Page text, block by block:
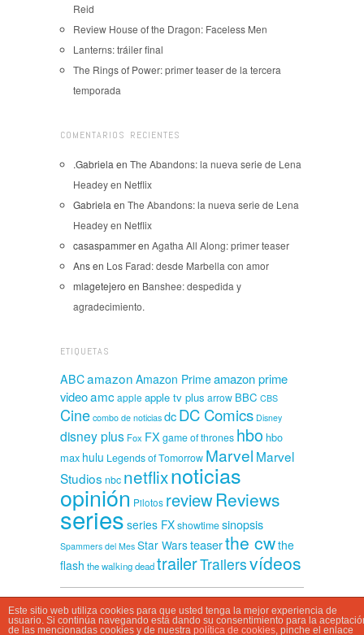
Reid
Review House of the Dragon: Faceless Men
Lanterns: tráiler final
The Rings of Power: primer teaser de la tercera
temporada
COMENTARIOS RECIENTES
.Gabriela en The Abandons: la nueva serie de Lena
Headey en Netflix
Gabriela en The Abandons: la nueva serie de Lena
Headey en Netflix
casaspammeren Agatha All Along: primer teaser
Ansen Los Farad: desde Marbella con amor
mlagetejero en Banshee: despedida y
agradecimiento.
ETIQUETAS
ABCamazon Amazon Primeamazon prime
videoamcapple apple tv plus arrow BBC CBS
Cine combo de noticias dcDC Comics Disney
disney plus Fox FX game of thrones hbo hbo
max hulu Legends of Tomorrow Marvel Marvel
Studios nbc netflixnoticias
opinión Pilotos reviewReviews
series series FXshowtimesinopsis
Spammers del Mes Star Warsteaserthe cwthe
flash the walking deadtrailerTrailersvídeos
CasaSpammer © 2026
Este sitio web utiliza cookies para que usted tenga la mejor experiencia de
usuario. Si continúa navegando está dando su consentimiento para la
de las mencionadas cookies y de nuestra política de cookies, pinche el enlace